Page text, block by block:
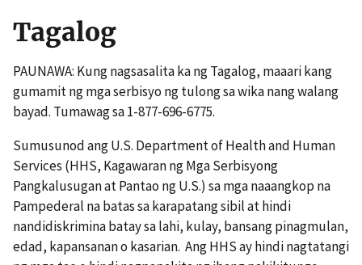
Tagalog
PAUNAWA: Kung nagsasalita ka ng Tagalog, maaari kang
gumamit ng mga serbisyo ng tulong sa wika nang walang
bayad. Tumawag sa 1-877-696-6775.
Sumusunod ang U.S. Department of Health and Human
Services (HHS, Kagawaran ng Mga Serbisyong
Pangkalusugan at Pantao ng U.S.) sa mga naaangkop na
Pampederal na batas sa karapatang sibil at hindi
nandidiskrimina batay sa lahi, kulay, bansang pinagmulan,
edad, kapansanan o kasarian. Ang HHS ay hindi nagtatangi